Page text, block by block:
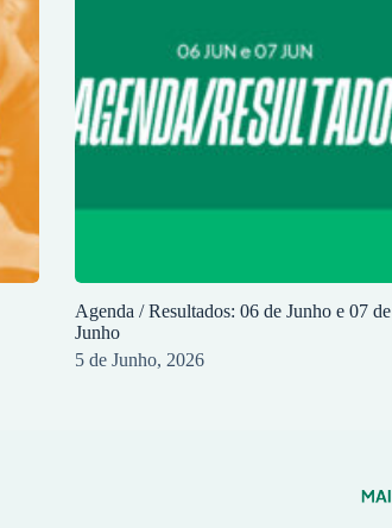
Agenda / Resultados: 06 de Junho e 07 de
Junho
5 de Junho, 2026